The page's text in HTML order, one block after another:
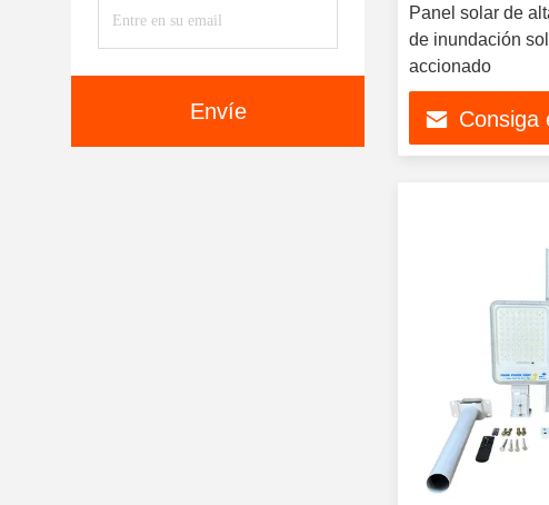
Envíe
Panel solar de
de inundación
accionado
Consiga